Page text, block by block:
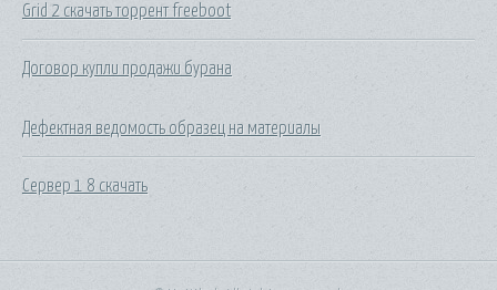
Grid 2 скачать торрент freeboot
Договор купли продажи бурана
Дефектная ведомость образец на материалы
Сервер 1 8 скачать